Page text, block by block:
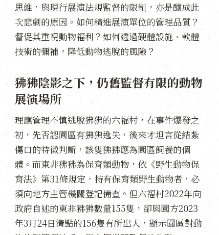
思維，與現行展演法規監督的限制，亦是釀成此
次悲劇的原因。如何精進展演單位的管理品質？
督促其重視動物福利？如何透過硬體設施、軟體
技術的彌補，降低動物逃脫的風險？
狒狒陰影之下，仍舊監督有限的動物
展演場所
理應管理不慎逃脫狒狒的六福村，在事件爆發之
初，先否認園區有狒狒逸失，後來才坦言從結紮
傷口的特徵判斷，該隻狒狒應為園區飼養的個
體。而東非狒狒為保育類動物，依《野生動物保
育法》第31條規定，持有保育類野生動物者，必
須向地方主管機關登記備查。但六福村2022年向
政府自述的東非狒狒數量155隻，卻與園方2023
年3月24日清點的156隻有所出入，顯示園區對動